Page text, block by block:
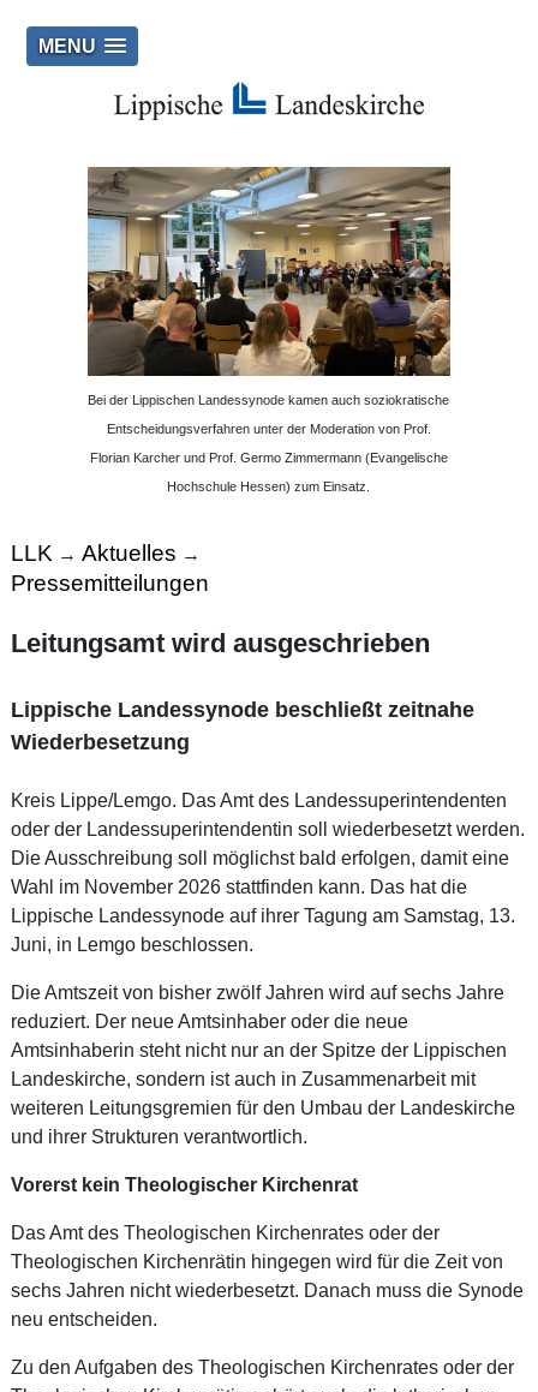
MENU
Bei der Lippischen Landessynode kamen auch soziokratische
Entscheidungsverfahren unter der Moderation von Prof.
Florian Karcher und Prof. Germo Zimmermann (Evangelische
Hochschule Hessen) zum Einsatz.
LLK → Aktuelles →
Pressemitteilungen
Leitungsamt wird ausgeschrieben
Lippische Landessynode beschließt zeitnahe
Wiederbesetzung
Kreis Lippe/Lemgo. Das Amt des Landessuperintendenten
oder der Landessuperintendentin soll wiederbesetzt werden.
Die Ausschreibung soll möglichst bald erfolgen, damit eine
Wahl im November 2026 stattfinden kann. Das hat die
Lippische Landessynode auf ihrer Tagung am Samstag, 13.
Juni, in Lemgo beschlossen.
Die Amtszeit von bisher zwölf Jahren wird auf sechs Jahre
reduziert. Der neue Amtsinhaber oder die neue
Amtsinhaberin steht nicht nur an der Spitze der Lippischen
Landeskirche, sondern ist auch in Zusammenarbeit mit
weiteren Leitungsgremien für den Umbau der Landeskirche
und ihrer Strukturen verantwortlich.
Vorerst kein Theologischer Kirchenrat
Das Amt des Theologischen Kirchenrates oder der
Theologischen Kirchenrätin hingegen wird für die Zeit von
sechs Jahren nicht wiederbesetzt. Danach muss die Synode
neu entscheiden.
Zu den Aufgaben des Theologischen Kirchenrates oder der